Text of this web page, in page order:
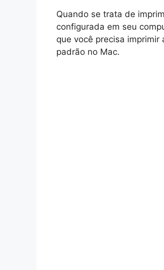
Quando se trata de
configurada em seu
que você precisa
padrão no Mac.